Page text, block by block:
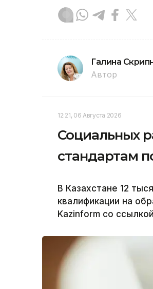
Галина
Автор
12:21, 06 Августа 2026
Социальных
стандартам
В Казахстане 12
квалификации на
Kazinform со